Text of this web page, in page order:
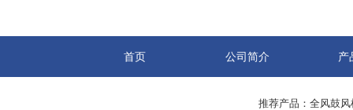
首页 公司简介 产
推荐产品： 全风鼓风